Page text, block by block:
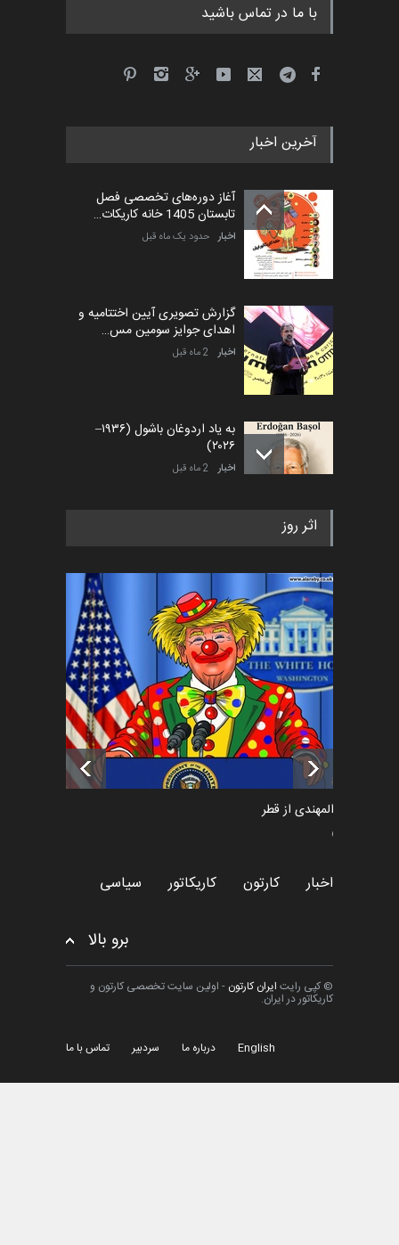
با ما در تماس باشید
آخرین اخبار
آغاز دوره‌های تخصصی فصل
تابستان 1405 خانه کاریکات…
اخبار حدود یک ماه قبل
گزارش تصویری آیین اختتامیه و
اهدای جوایز سومین مس…
اخبار 2 ماه قبل
به یاد اردوغان باشول (۱۹۳۶–
۲۰۲۶)
اخبار 2 ماه قبل
رویداد کارگاهی کارتون و پوستر
فراخوان رویداد کارگاهی کارتون و
پوستر "ایران سربل…
اخبار 6 ماه قبل
تسلیت به همکار | سهراب خیری
اثر روز
سعد المهندی از قطر
سیاسی
اخبار کارتون کاریکاتور سیاسی
برو بالا
© کپی رایت ایران کارتون - اولین سایت تخصصی کارتون و
کاریکاتور در ایران.
English درباره ما سردبیر تماس با ما